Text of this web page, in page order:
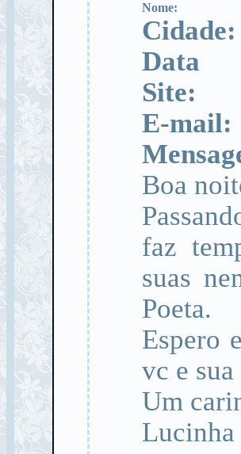
Nome:
Cidade:
Data
Site:
E-mail:
Boa
faz
suas
Poeta.
Espero
vc e
Um
Lucinha